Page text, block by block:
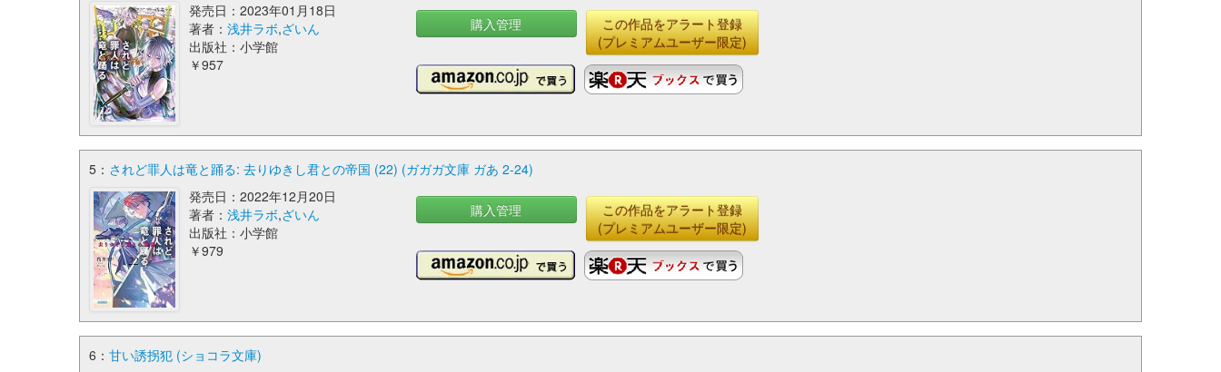
発売日：2023年01月18日
著者： 浅井ラボ,ざいん
出版社：小学館
￥957
購入管理
この作品をアラート登録
(プレミアムユーザー限定)
5： されど罪人は竜と踊る: 去りゆきし君との帝国 (22) (ガガガ文庫 ガあ 2-24)
発売日：2022年12月20日
著者： 浅井ラボ,ざいん
出版社：小学館
￥979
購入管理
この作品をアラート登録
(プレミアムユーザー限定)
6： 甘い誘拐犯 (ショコラ文庫)